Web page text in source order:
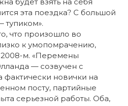
будет взять на себя
эта поездка? С большой
тупиком».
что произошло во
к умопомрачению,
м. «Перемены
— созвучен с
фактически новички на
посту, партийные
серьезной работы. Оба,